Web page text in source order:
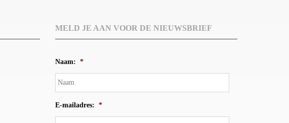
MELD JE AAN VOOR DE NIEUWSBRIEF
Naam: *
E-mailadres: *